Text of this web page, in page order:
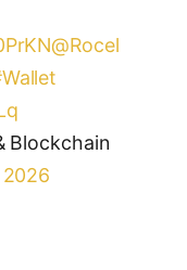
@Rocel
Blockchain
2026